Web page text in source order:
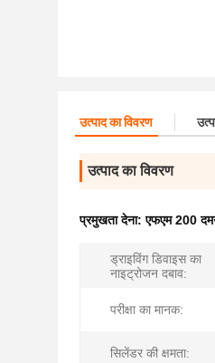
उत्पाद का विवरण
उत्पाद का विवरण
प्रमुखता देना:एफएम 200
ड्राइविंग डिवाइस का
नाइट्रोजन दबाव:
परीक्षा का मानक:
सिलेंडर की क्षमता: